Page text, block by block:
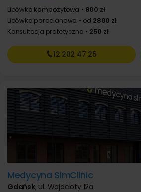
Licówka kompozytowa
800 zł
Licówka porcelanowa
od 2800 zł
Konsultacja protetyczna
250 zł
12 202 47 25
Medycyna SimClinic
Gdańsk, ul. Wajdeloty 12a